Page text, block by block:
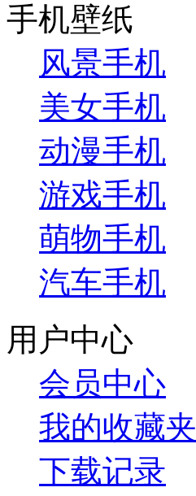
手机壁纸
风景手机
美女手机
动漫手机
游戏手机
萌物手机
汽车手机
用户中心
会员中心
我的收藏夹
下载记录